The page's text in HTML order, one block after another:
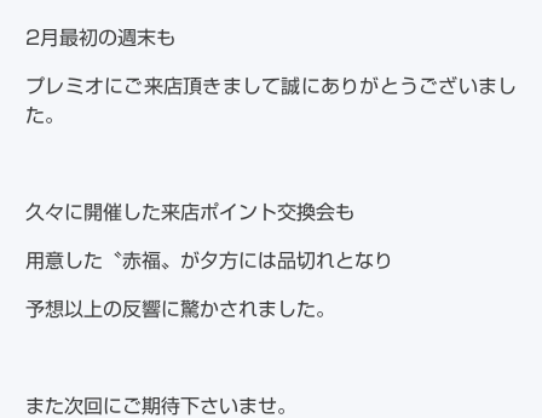
2月最初の週末も
プレミオにご来店頂きまして誠にありがとうございまし
た。
久々に開催した来店ポイント交換会も
用意した〝赤福〟が夕方には品切れとなり
予想以上の反響に驚かされました。
また次回にご期待下さいませ。